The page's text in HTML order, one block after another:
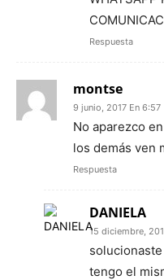
Respuesta
montse
9 junio, 2017 En 6:57
No aparezco
los demás ven
Respuesta
DANIELA
15 diciembre,
tengo el